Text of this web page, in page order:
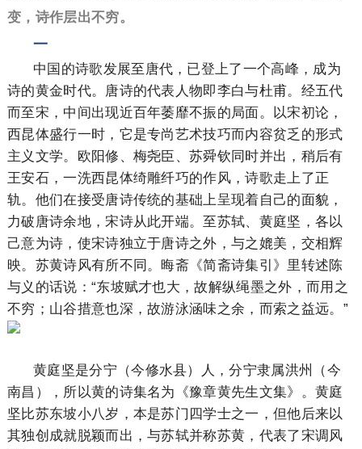
变，诗作层出不穷。
一
中国的诗歌发展至唐代，已登上了一个高峰，成为
诗的黄金时代。唐诗的代表人物即李白与杜甫。经五代
而至宋，中间出现近百年萎靡不振的局面。以宋初论，
西昆体盛行一时，它是专尚艺术技巧而内容贫乏的形式
主义文学。欧阳修、梅尧臣、苏舜钦同时并出，稍后有
王安石，一洗西昆体绮雕纤巧的作风，诗歌走上了正
轨。他们在接受唐诗传统的基础上呈现着自己的面貌，
力破唐诗余地，宋诗从此开端。至苏轼、黄庭坚，各以
己意为诗，使宋诗独立于唐诗之外，与之媲美，交相辉
映。苏黄诗风有所不同。晦斋《简斋诗集引》里转述陈
与义的话说：“东坡赋才也大，故解纵绳墨之外，而用之
不穷；山谷措意也深，故游泳涵味之余，而索之益远。”
黄庭坚是分宁（今修水县）人，分宁隶属洪州（今
南昌），所以黄的诗集名为《豫章黄先生文集》。黄庭
坚比苏东坡小八岁，本是苏门四学士之一，但他后来以
其独创成就脱颖而出，与苏轼并称苏黄，代表了宋调风